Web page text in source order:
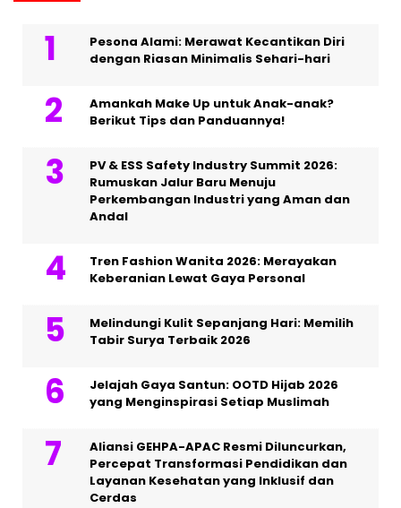
Pesona Alami: Merawat Kecantikan Diri
dengan Riasan Minimalis Sehari-hari
Amankah Make Up untuk Anak-anak?
Berikut Tips dan Panduannya!
PV & ESS Safety Industry Summit 2026:
Rumuskan Jalur Baru Menuju
Perkembangan Industri yang Aman dan
Andal
Tren Fashion Wanita 2026: Merayakan
Keberanian Lewat Gaya Personal
Melindungi Kulit Sepanjang Hari: Memilih
Tabir Surya Terbaik 2026
Jelajah Gaya Santun: OOTD Hijab 2026
yang Menginspirasi Setiap Muslimah
Aliansi GEHPA-APAC Resmi Diluncurkan,
Percepat Transformasi Pendidikan dan
Layanan Kesehatan yang Inklusif dan
Cerdas